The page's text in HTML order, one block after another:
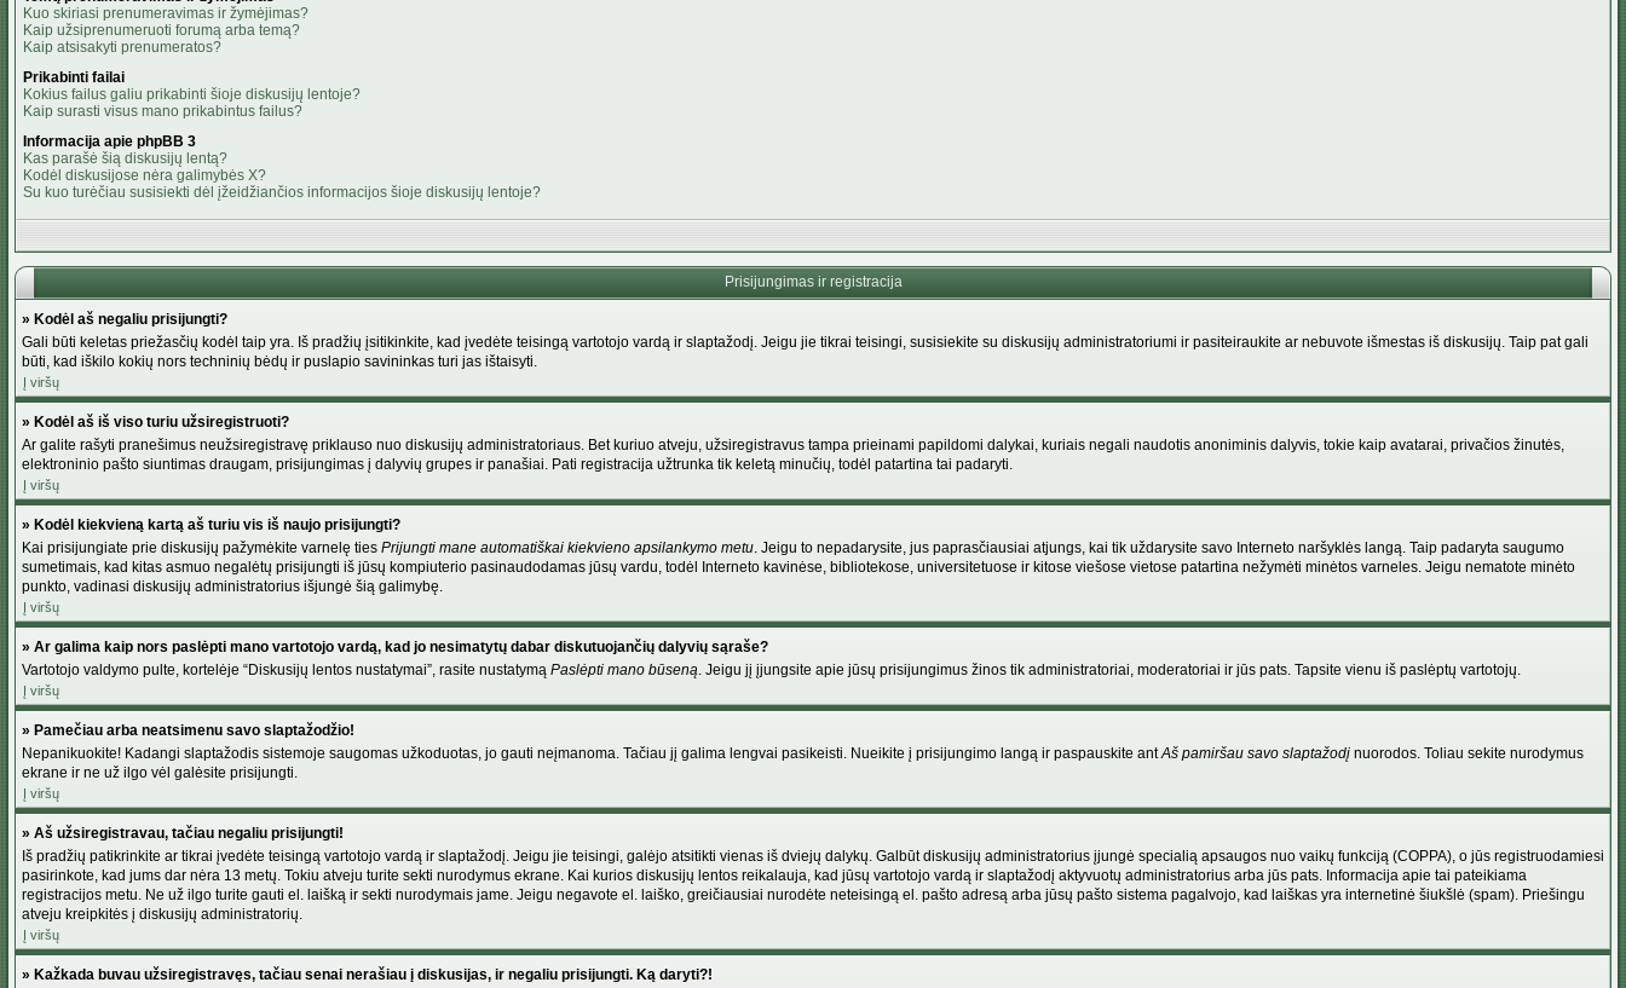
Kuo skiriasi prenumeravimas ir žymėjimas?
Kaip užsiprenumeruoti forumą arba temą?
Kaip atsisakyti prenumeratos?
Prikabinti failai
Kokius failus galiu prikabinti šioje diskusijų lentoje?
Kaip surasti visus mano prikabintus failus?
Informacija apie phpBB 3
Kas parašė šią diskusijų lentą?
Kodėl diskusijose nėra galimybės X?
Su kuo turėčiau susisiekti dėl įžeidžiančios informacijos šioje diskusijų lentoje?
Prisijungimas ir registracija
» Kodėl aš negaliu prisijungti?
Gali būti keletas priežasčių kodėl taip yra. Iš pradžių įsitikinkite, kad įvedėte teisingą vartotojo vardą ir slaptažodį. Jeigu jie tikrai teisingi, susisiekite su diskusijų administratoriumi ir pasiteiraukite ar nebuvote išmestas iš diskusijų. Taip pat gali
būti, kad iškilo kokių nors techninių bėdų ir puslapio savininkas turi jas ištaisyti.
Į viršų
» Kodėl aš iš viso turiu užsiregistruoti?
Ar galite rašyti pranešimus neužsiregistravę priklauso nuo diskusijų administratoriaus. Bet kuriuo atveju, užsiregistravus tampa prieinami papildomi dalykai, kuriais negali naudotis anoniminis dalyvis, tokie kaip avatarai, privačios žinutės,
elektroninio pašto siuntimas draugam, prisijungimas į dalyvių grupes ir panašiai. Pati registracija užtrunka tik keletą minučių, todėl patartina tai padaryti.
Į viršų
» Kodėl kiekvieną kartą aš turiu vis iš naujo prisijungti?
Kai prisijungiate prie diskusijų pažymėkite varnelę ties Prijungti mane automatiškai kiekvieno apsilankymo metu. Jeigu to nepadarysite, jus paprasčiausiai atjungs, kai tik uždarysite savo Interneto naršyklės langą. Taip padaryta saugumo
sumetimais, kad kitas asmuo negalėtų prisijungti iš jūsų kompiuterio pasinaudodamas jūsų vardu, todėl Interneto kavinėse, bibliotekose, universitetuose ir kitose viešose vietose patartina nežymėti minėtos varneles. Jeigu nematote minėto
punkto, vadinasi diskusijų administratorius išjungė šią galimybę.
Į viršų
» Ar galima kaip nors paslėpti mano vartotojo vardą, kad jo nesimatytų dabar diskutuojančių dalyvių sąraše?
Vartotojo valdymo pulte, kortelėje “Diskusijų lentos nustatymai”, rasite nustatymą Paslėpti mano būseną. Jeigu jį įjungsite apie jūsų prisijungimus žinos tik administratoriai, moderatoriai ir jūs pats. Tapsite vienu iš paslėptų vartotojų.
Į viršų
» Pamečiau arba neatsimenu savo slaptažodžio!
Nepanikuokite! Kadangi slaptažodis sistemoje saugomas užkoduotas, jo gauti neįmanoma. Tačiau jį galima lengvai pasikeisti. Nueikite į prisijungimo langą ir paspauskite antAš pamiršau savo slaptažodį nuorodos. Toliau sekite nurodymus
ekrane ir ne už ilgo vėl galėsite prisijungti.
Į viršų
» Aš užsiregistravau, tačiau negaliu prisijungti!
Iš pradžių patikrinkite ar tikrai įvedėte teisingą vartotojo vardą ir slaptažodį. Jeigu jie teisingi, galėjo atsitikti vienas iš dviejų dalykų. Galbūt diskusijų administratorius įjungė specialią apsaugos nuo vaikų funkciją (COPPA), o jūs registruodamiesi
pasirinkote, kad jums dar nėra 13 metų. Tokiu atveju turite sekti nurodymus ekrane. Kai kurios diskusijų lentos reikalauja, kad jūsų vartotojo vardą ir slaptažodį aktyvuotų administratorius arba jūs pats. Informacija apie tai pateikiama
registracijos metu. Ne už ilgo turite gauti el. laišką ir sekti nurodymais jame. Jeigu negavote el. laiško, greičiausiai nurodėte neteisingą el. pašto adresą arba jūsų pašto sistema pagalvojo, kad laiškas yra internetinė šiukšlė (spam). Priešingu
atveju kreipkitės į diskusijų administratorių.
Į viršų
» Kažkada buvau užsiregistravęs, tačiau senai nerašiau į diskusijas, ir negaliu prisijungti. Ką daryti?!